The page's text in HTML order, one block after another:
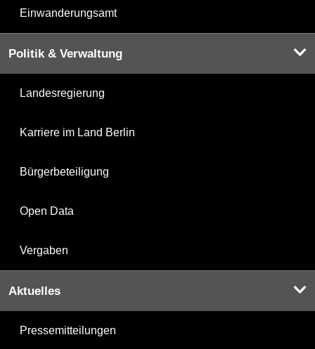
Einwanderungsamt
Politik & Verwaltung
Landesregierung
Karriere im Land Berlin
Bürgerbeteiligung
Open Data
Vergaben
Aktuelles
Pressemitteilungen